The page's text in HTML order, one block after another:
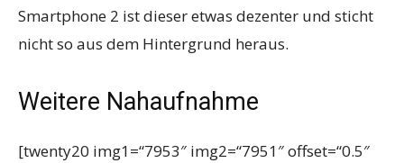
Smartphone 2 ist dieser etwas dezenter und sticht
nicht so aus dem Hintergrund heraus.
Weitere Nahaufnahme
[twenty20 img1=“7953″ img2=“7951″ offset=“0.5″